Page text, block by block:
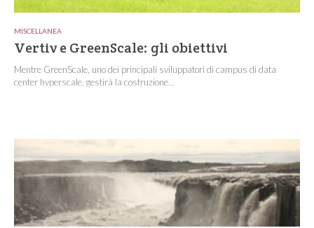
MISCELLANEA
Vertiv e GreenScale: gli obiettivi
Mentre GreenScale, uno dei principali sviluppatori di campus di data
center hyperscale, gestirà la costruzione...